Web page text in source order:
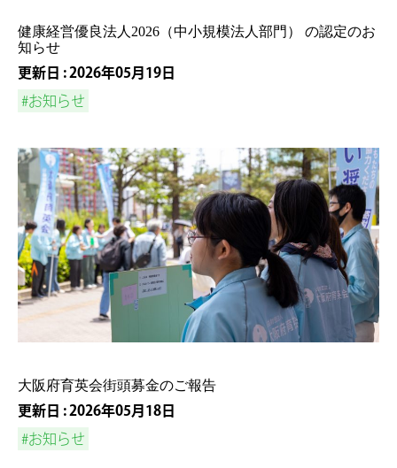
健康経営優良法人2026（中小規模法人部門） の認定のお
知らせ
更新日 : 2026年05月19日
#お知らせ
大阪府育英会街頭募金のご報告
更新日 : 2026年05月18日
#お知らせ